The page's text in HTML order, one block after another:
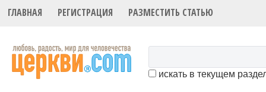
ГЛАВНАЯ РЕГИСТРАЦИЯ РАЗМЕСТИТЬ СТАТЬЮ
искать в текущем